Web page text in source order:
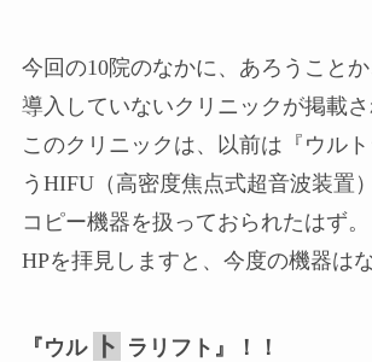
今回の10院のなかに、あろうこと
導入していないクリニックが掲載さ
このクリニックは、以前は『ウル
うHIFU（高密度焦点式超音波装置
コピー機器を扱っておられたはず。
HPを拝見しますと、今度の機器は
『ウル ト ラリフト』！！